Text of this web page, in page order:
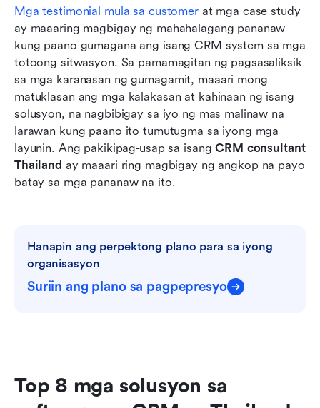
Mga testimonial mula sa customer at mga case study
ay maaaring magbigay ng mahahalagang pananaw
kung paano gumagana ang isang CRM system sa mga
totoong sitwasyon. Sa pamamagitan ng pagsasaliksik
sa mga karanasan ng gumagamit, maaari mong
matuklasan ang mga kalakasan at kahinaan ng isang
solusyon, na nagbibigay sa iyo ng mas malinaw na
larawan kung paano ito tumutugma sa iyong mga
layunin. Ang pakikipag-usap sa isang CRM consultant
Thailand ay maaari ring magbigay ng angkop na payo
batay sa mga pananaw na ito.
Hanapin ang perpektong plano para sa iyong
organisasyon
Suriin ang plano sa pagpepresyo
Top 8 mga solusyon sa